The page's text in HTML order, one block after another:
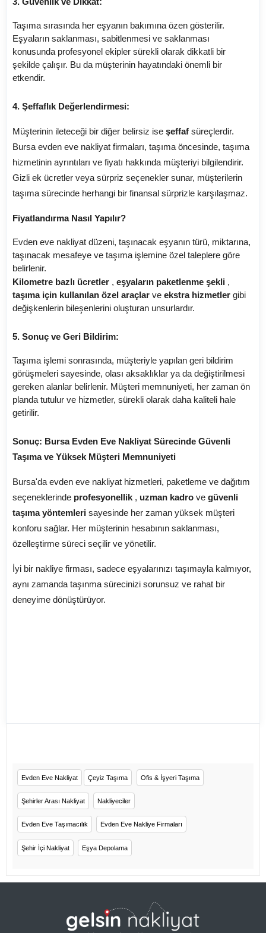
Taşıma sırasında her eşyanın bakımına özen gösterilir.
Eşyaların saklanması, sabitlenmesi ve saklanması
konusunda profesyonel ekipler sürekli olarak dikkatli bir
şekilde çalışır. Bu da müşterinin hayatındaki önemli bir
etkendir.
4. Şeffaflık Değerlendirmesi:
Müşterinin ileteceği bir diğer belirsiz ise şeffaf süreçlerdir.
Bursa evden eve nakliyat firmaları, taşıma öncesinde, taşıma
hizmetinin ayrıntıları ve fiyatı hakkında müşteriyi bilgilendirir.
Gizli ek ücretler veya sürpriz seçenekler sunar, müşterilerin
taşıma sürecinde herhangi bir finansal sürprizle karşılaşmaz.
Fiyatlandırma Nasıl Yapılır?
Evden eve nakliyat düzeni, taşınacak eşyanın türü, miktarına,
taşınacak mesafeye ve taşıma işlemine özel taleplere göre
belirlenir.
Kilometre bazlı ücretler , eşyaların paketlenme şekli ,
taşıma için kullanılan özel araçlar ve ekstra hizmetler gibi
değişkenlerin bileşenlerini oluşturan unsurlardır.
5. Sonuç ve Geri Bildirim:
Taşıma işlemi sonrasında, müşteriyle yapılan geri bildirim
görüşmeleri sayesinde, olası aksaklıklar ya da değiştirilmesi
gereken alanlar belirlenir. Müşteri memnuniyeti, her zaman ön
planda tutulur ve hizmetler, sürekli olarak daha kaliteli hale
getirilir.
Sonuç: Bursa Evden Eve Nakliyat Sürecinde Güvenli
Taşıma ve Yüksek Müşteri Memnuniyeti
Bursa'da evden eve nakliyat hizmetleri, paketleme ve dağıtım
seçeneklerinde profesyonellik , uzman kadro ve güvenli
taşıma yöntemleri sayesinde her zaman yüksek müşteri
konforu sağlar. Her müşterinin hesabının saklanması,
özelleştirme süreci seçilir ve yönetilir.
İyi bir nakliye firması, sadece eşyalarınızı taşımayla kalmıyor,
aynı zamanda taşınma sürecinizi sorunsuz ve rahat bir
deneyime dönüştürüyor.
Evden Eve Nakliyat Çeyiz Taşıma Ofis & İşyeri Taşıma
Şehirler Arası Nakliyat Nakliyeciler
Evden Eve Taşımacılık Evden Eve Nakliye Firmaları
Şehir İçi Nakliyat Eşya Depolama